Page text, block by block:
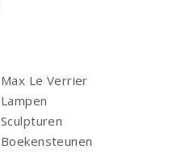
Max Le Verrier
Lampen
Sculpturen
Boekensteunen